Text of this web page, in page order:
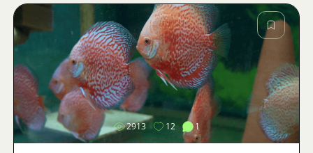
Obrázok
2913 12 1